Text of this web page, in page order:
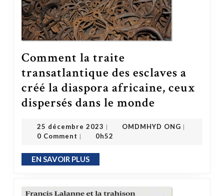
Comment la traite
transatlantique des esclaves a
créé la diaspora africaine, ceux
dispersés dans le monde
25 décembre 2023 25 décembre 2023
| OMDMHYD ONG |
0 Comment | 0h52
EN SAVOIR PLUSEN SAVOIR PLUS